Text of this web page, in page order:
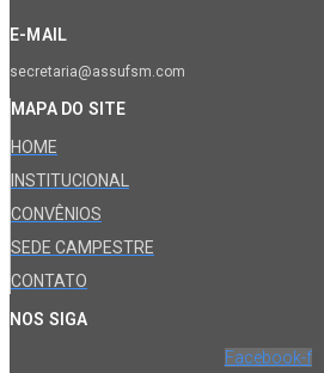
E-MAIL
secretaria@assufsm.com
MAPA DO SITE
HOME
INSTITUCIONAL
CONVÊNIOS
SEDE CAMPESTRE
CONTATO
NOS SIGA
Facebook-f